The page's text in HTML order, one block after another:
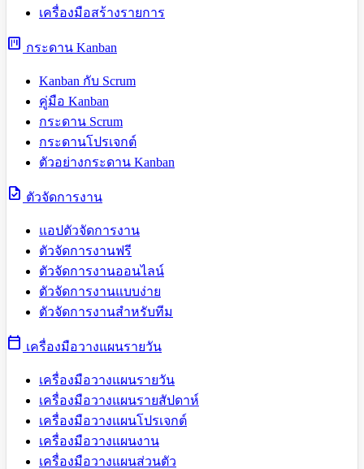
เครื่องมือสร้างรายการ
view_kanban กระดาน Kanban
Kanban กับ Scrum
คู่มือ Kanban
กระดาน Scrum
กระดานโปรเจกต์
ตัวอย่างกระดาน Kanban
task ตัวจัดการงาน
แอปตัวจัดการงาน
ตัวจัดการงานฟรี
ตัวจัดการงานออนไลน์
ตัวจัดการงานแบบง่าย
ตัวจัดการงานสำหรับทีม
calendar_today เครื่องมือวางแผนรายวัน
เครื่องมือวางแผนรายวัน
เครื่องมือวางแผนรายสัปดาห์
เครื่องมือวางแผนโปรเจกต์
เครื่องมือวางแผนงาน
เครื่องมือวางแผนส่วนตัว